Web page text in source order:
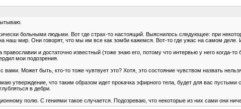
больными людьми. Вот где страх-то настоящий. Выяснилось следующее: при
наш мир. Они говорят, что мы им все как зомби кажемся. Вот-то где ужас на самом
и достаточно известный (тоже знаю его, потому что интервью у него когда-
мои подозрения.
Может быть, кто-то тоже чувтвует это? Хотя, это состояние чувством назвать
утверждение, что таким образом идет прокачка эфирного тела, будет для вас
в дебри.
полю. С гениями такое случается. Подозреваю, что некоторые из них сами они